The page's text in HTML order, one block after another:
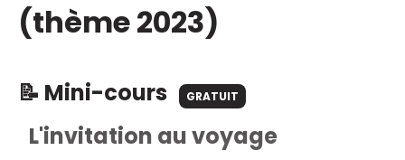
(thème 2023)
📝 Mini-cours GRATUIT
L'invitation au voyage